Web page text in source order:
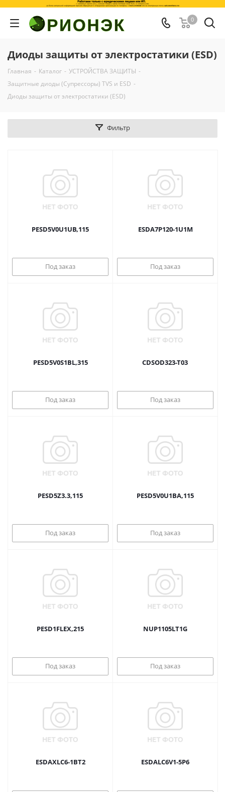
0
Диоды защиты от электростатики (ESD)
Главная - Каталог - УСТРОЙСТВА ЗАЩИТЫ -
Защитные диоды (Супрессоры) TVS и ESD -
Диоды защиты от электростатики (ESD)
Фильтр
PESD5V0U1UB,115
Под заказ
ESDA7P120-1U1M
Под заказ
PESD5V0S1BL,315
Под заказ
CDSOD323-T03
Под заказ
PESD5Z3.3,115
Под заказ
PESD5V0U1BA,115
Под заказ
PESD1FLEX,215
Под заказ
NUP1105LT1G
Под заказ
ESDAXLC6-1BT2 ESDALC6V1-5P6